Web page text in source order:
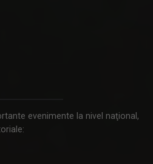
evenimente la nivel naţional,